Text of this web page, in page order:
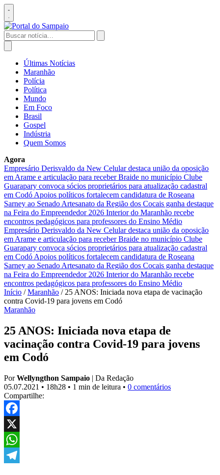
Pular
para
o
conteúdo
Abrir
menu
Buscar
por:
Abrir
buscaÚltimas Notícias
Maranhão
Polícia
Política
Mundo
Em Foco
Brasil
Gospel
Indústria
Quem Somos
Agora
Empresário Derisvaldo da New Celular destaca união da oposição
em Arame e articulação para receber Braide no município Clube
Guarapary convoca sócios proprietários para atualização cadastral
em Codó Apoios políticos fortalecem candidatura de Roseana
Sarney ao Senado Artesanato da Região dos Cocais ganha destaque
na Feira do Empreendedor 2026 Interior do Maranhão recebe
encontros pedagógicos para professores do Ensino Médio
Empresário Derisvaldo da New Celular destaca união da oposição
em Arame e articulação para receber Braide no município Clube
Guarapary convoca sócios proprietários para atualização cadastral
em Codó Apoios políticos fortalecem candidatura de Roseana
Sarney ao Senado Artesanato da Região dos Cocais ganha destaque
na Feira do Empreendedor 2026 Interior do Maranhão recebe
encontros pedagógicos para professores do Ensino Médio
Início / Maranhão / 25 ANOS: Iniciada nova etapa de vacinação
contra Covid-19 para jovens em Codó
Maranhão
25 ANOS: Iniciada nova etapa de
vacinação contra Covid-19 para jovens
em Codó
PorWellyngthon Sampaio | Da Redação
05.07.2021 • 18h28 • 1 min de leitura • 0 comentários
Compartilhe:
Facebook
X
WhatsApp